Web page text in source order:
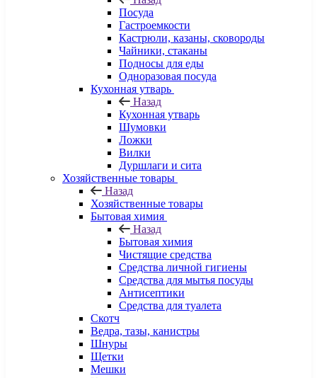
Посуда
Гастроемкости
Кастрюли, казаны, сковороды
Чайники, стаканы
Подносы для еды
Одноразовая посуда
Кухонная утварь
Назад
Кухонная утварь
Шумовки
Ложки
Вилки
Дуршлаги и сита
Хозяйственные товары
Назад
Хозяйственные товары
Бытовая химия
Назад
Бытовая химия
Чистящие средства
Средства личной гигиены
Средства для мытья посуды
Антисептики
Средства для туалета
Скотч
Ведра, тазы, канистры
Шнуры
Щетки
Мешки